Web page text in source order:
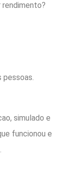
rendimento?
pessoas.
simulado e
funcionou e